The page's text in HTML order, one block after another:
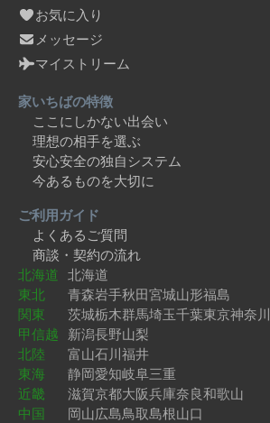
お気に入り
メッセージ
マイストリーム
家いちばの特徴
ここにしかない出会い
理想の相手を選ぶ
安心安全の独自システム
今あるものを大切に
ご利用ガイド
よくあるご質問
商談・契約の流れ
北海道 北海道
東北
青森岩手秋田宮城山形福島
関東
茨城栃木群馬埼玉千葉東京神奈川
甲信越 新潟長野山梨
北陸
富山石川福井
東海
静岡愛知岐阜三重
近畿
滋賀京都大阪兵庫奈良和歌山
中国
岡山広島鳥取島根山口